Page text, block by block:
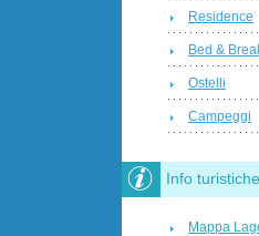
Residence
Bed &
Ostelli
Campeggi
Info turistiche
Mappa